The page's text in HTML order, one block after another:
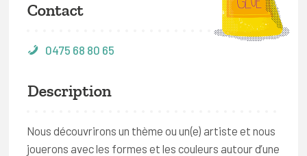
Contact
0475 68 80 65
Description
Nous découvrirons un thème ou un(e) artiste et nous
jouerons avec les formes et les couleurs autour d’une